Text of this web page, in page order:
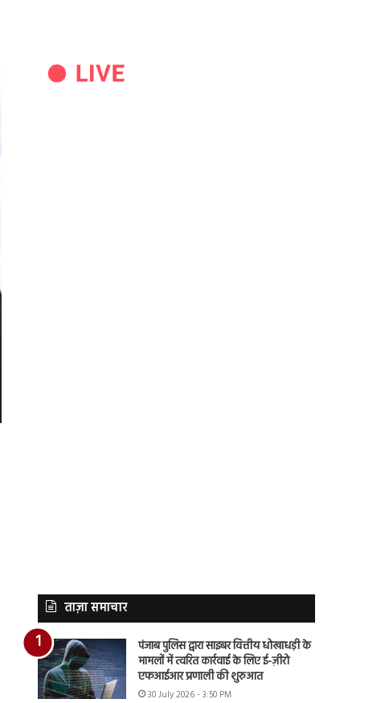
ताज़ा समाचार
पंजाब पुलिस द्वारा साइबर वित्तीय धोखाधड़ी के
मामलों में त्वरित कार्रवाई के लिए ई-ज़ीरो
एफआईआर प्रणाली की शुरुआत
30 July 2026 - 3:50 PM